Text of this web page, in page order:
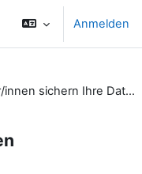
Anmelden
Alle Benutzer/innen sichern Ihre Daten!